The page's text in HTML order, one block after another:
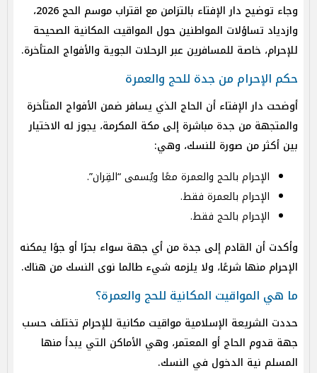
وجاء توضيح دار الإفتاء بالتزامن مع اقتراب موسم الحج 2026،
وازدياد تساؤلات المواطنين حول المواقيت المكانية الصحيحة
للإحرام، خاصة للمسافرين عبر الرحلات الجوية والأفواج المتأخرة.
حكم الإحرام من جدة للحج والعمرة
أوضحت دار الإفتاء أن الحاج الذي يسافر ضمن الأفواج المتأخرة
والمتجهة من جدة مباشرة إلى مكة المكرمة، يجوز له الاختيار
بين أكثر من صورة للنسك، وهي:
الإحرام بالحج والعمرة معًا ويُسمى “القِران”.
الإحرام بالعمرة فقط.
الإحرام بالحج فقط.
وأكدت أن القادم إلى جدة من أي جهة سواء بحرًا أو جوًا يمكنه
الإحرام منها شرعًا، ولا يلزمه شيء طالما نوى النسك من هناك.
ما هي المواقيت المكانية للحج والعمرة؟
حددت الشريعة الإسلامية مواقيت مكانية للإحرام تختلف حسب
جهة قدوم الحاج أو المعتمر، وهي الأماكن التي يبدأ منها
المسلم نية الدخول في النسك.